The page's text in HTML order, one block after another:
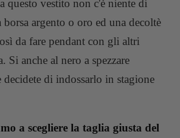
questo vestito non c'è niente di
argento o oro ed una decoltè
da fare pendant con gli altri
Si anche al nero a spezzare
decidete di indossarlo in stagione
a scegliere la taglia giusta del